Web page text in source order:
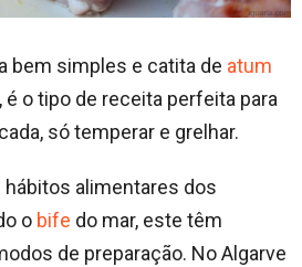
bem simples e catita de atum
, é o tipo de receita perfeita para
só temperar e grelhar.
alimentares dos
o bife do mar, este têm
de preparação. No Algarve